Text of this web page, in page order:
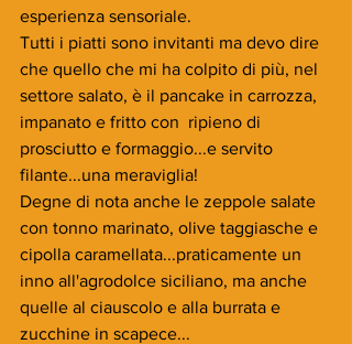
esperienza sensoriale.
Tutti i piatti sono invitanti ma devo dire
che quello che mi ha colpito di più, nel
settore salato, è il pancake in carrozza,
impanato e fritto con  ripieno di
prosciutto e formaggio...e servito
filante...una meraviglia!
Degne di nota anche le zeppole salate
con tonno marinato, olive taggiasche e
cipolla caramellata...praticamente un
inno all'agrodolce siciliano, ma anche
quelle al ciauscolo e alla burrata e
zucchine in scapece...